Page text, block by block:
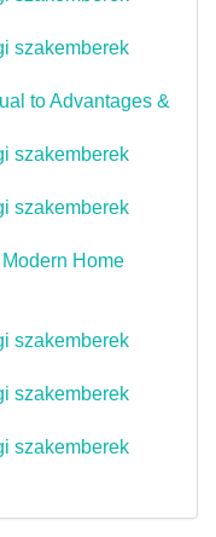
szakemberek
to Advantages &
szakemberek
szakemberek
Home
szakemberek
szakemberek
szakemberek